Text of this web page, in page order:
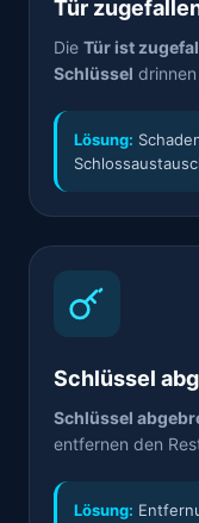
Tür
Die Tür ist
Schlüssel
Lösung:
Schlüssel
Schlüssel
entfernen den
Lösung: